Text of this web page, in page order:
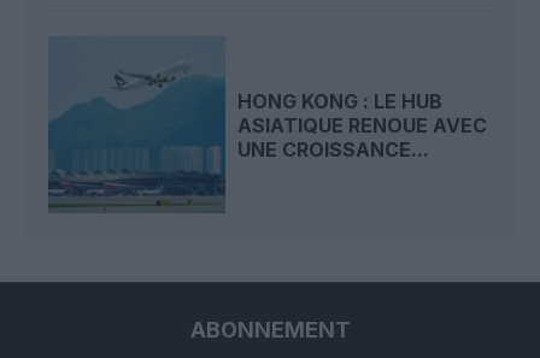
HONG KONG : LE HUB
ASIATIQUE RENOUE AVEC
UNE CROISSANCE...
ABONNEMENT